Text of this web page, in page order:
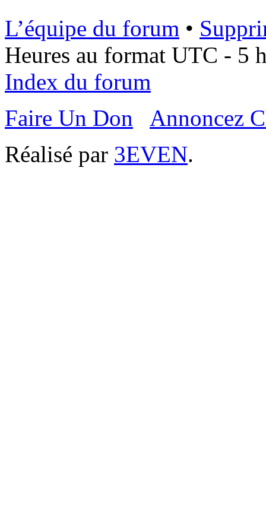
L’équipe du forum •
Heures au format UTC - 5
Index du forum
Faire Un Don
Annoncez
Réalisé par 3EVEN.